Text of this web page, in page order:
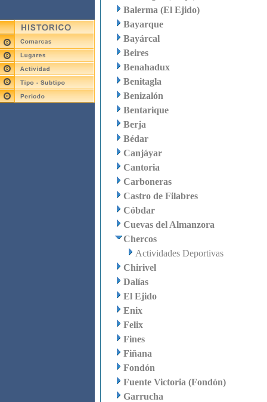
Balerma (El Ejido)
Bayarque
Bayárcal
Beires
Benahadux
Benitagla
Benizalón
Bentarique
Berja
Bédar
Canjáyar
Cantoria
Carboneras
Castro de Filabres
Cóbdar
Cuevas del Almanzora
Chercos
Actividades Deportivas
Chirivel
Dalías
El Ejido
Enix
Felix
Fines
Fiñana
Fondón
Fuente Victoria (Fondón)
Garrucha